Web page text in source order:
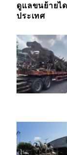
ดูแลขนย้ายไ
ประเทศ